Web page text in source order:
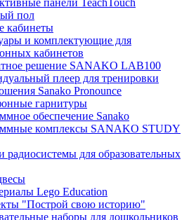
панели TeachTouch
пол
кабинеты
и комплектующие для
кабинетов
решение SANAKO LAB100
плеер для тренировки
Sanako Pronounce
гарнитуры
обеспечение Sanako
комплексы SANAKO STUDY
для образовательных
Lego Education
"Построй свою историю"
наборы для дошкольников